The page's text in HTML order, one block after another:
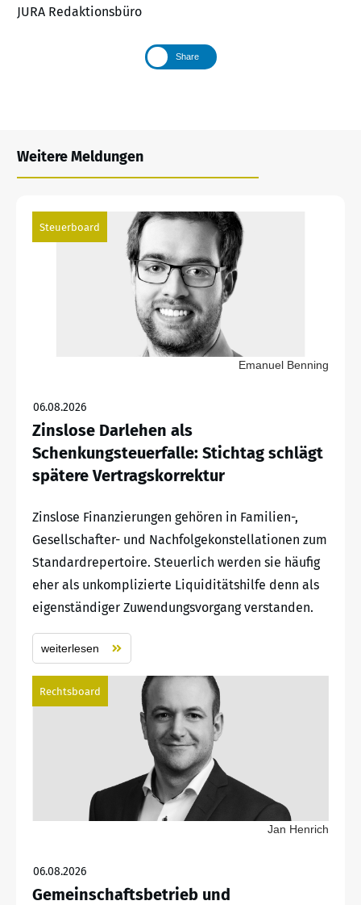
JURA Redaktionsbüro
Share
Weitere Meldungen
Steuerboard
Emanuel Benning
06.08.2026
Zinslose Darlehen als
Schenkungsteuerfalle: Stichtag schlägt
spätere Vertragskorrektur
Zinslose Finanzierungen gehören in Familien-,
Gesellschafter- und Nachfolgekonstellationen zum
Standardrepertoire. Steuerlich werden sie häufig
eher als unkomplizierte Liquiditätshilfe denn als
eigenständiger Zuwendungsvorgang verstanden.
weiterlesen
Rechtsboard
Jan Henrich
06.08.2026
Gemeinschaftsbetrieb und